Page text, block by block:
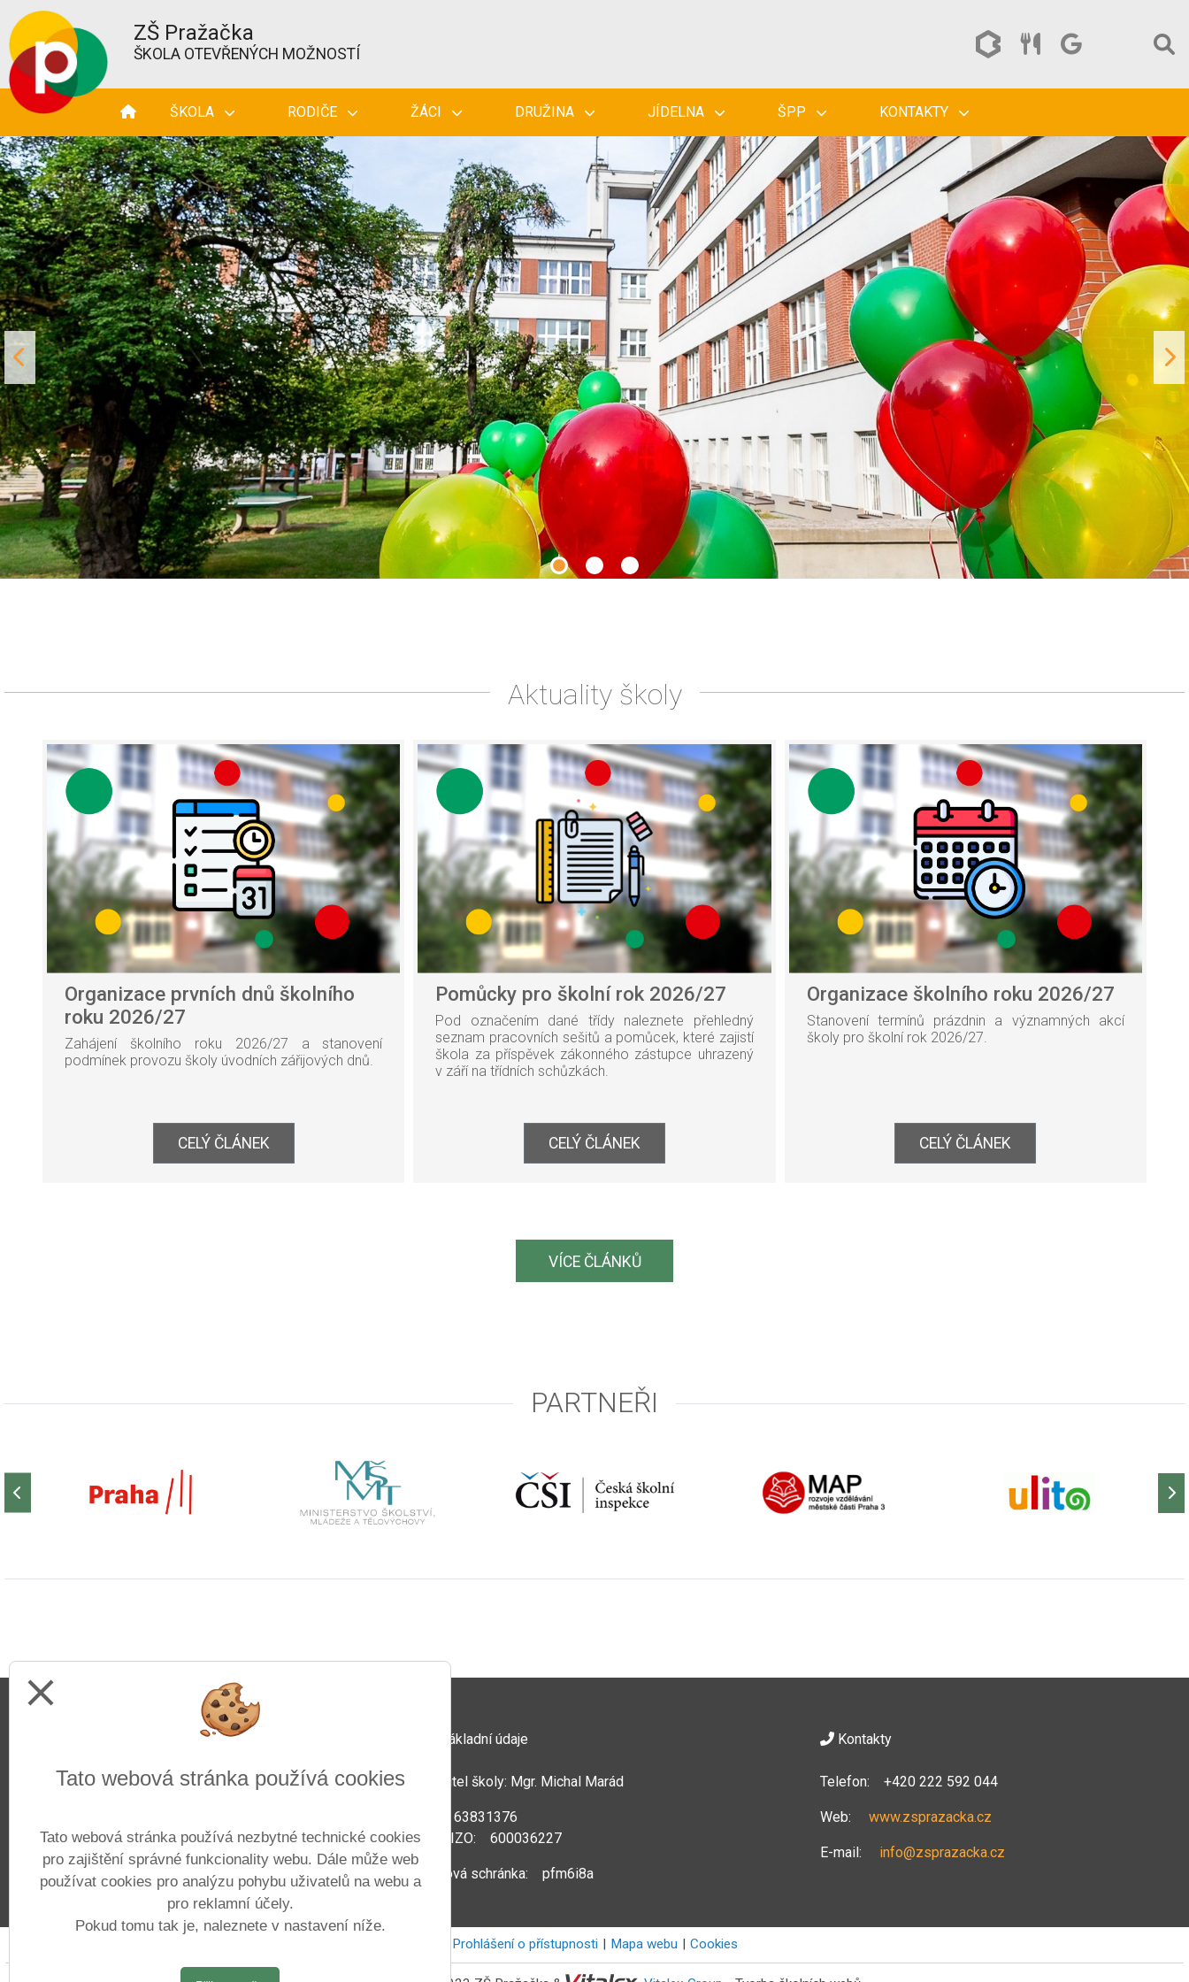
ZŠ Pražačka
ŠKOLA OTEVŘENÝCH MOŽNOSTÍ
ŠKOLA RODIČE ŽÁCI DRUŽINA JÍDELNA ŠPP KONTAKTY
Aktuality školy
Organizace prvních dnů školního
roku 2026/27
Zahájení školního roku 2026/27 a stanovení
podmínek provozu školy úvodních zářijových dnů.
CELÝ ČLÁNEK
Pomůcky pro školní rok 2026/27
Pod označením dané třídy naleznete přehledný
seznam pracovních sešitů a pomůcek, které zajistí
škola za příspěvek zákonného zástupce uhrazený
v září na třídních schůzkách.
CELÝ ČLÁNEK
Organizace školního roku 2026/27
Stanovení termínů prázdnin a významných akcí
školy pro školní rok 2026/27.
CELÝ ČLÁNEK
VÍCE ČLÁNKŮ
PARTNEŘI
Základní škola Pražačka
130 00 Praha 3
Základní údaje
Ředitel školy: Mgr. Michal Marád
IČ: 63831376
REDIZO: 600036227
Datová schránka: pfm6i8a
Kontakty
Telefon: +420 222 592 044
Web: www.zsprazacka.cz
E-mail: info@zsprazacka.cz
Prohlášení o přístupnosti Mapa webu Cookies
close
Tato webová stránka používá cookies
Tato webová stránka používá nezbytné technické cookies
pro zajištění správné funkcionality webu. Dále může web
používat cookies pro analýzu pohybu uživatelů na webu a
pro reklamní účely.
Pokud tomu tak je, naleznete v nastavení níže.